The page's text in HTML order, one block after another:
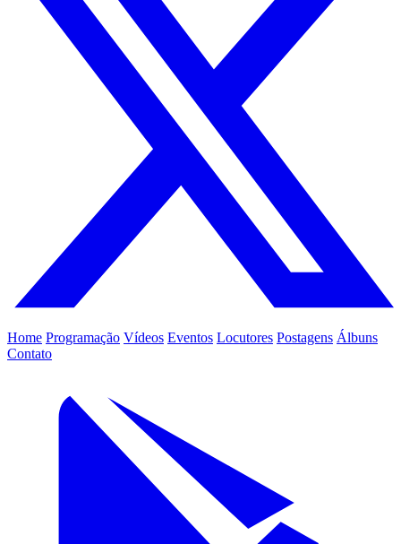
Home Programação Vídeos Eventos Locutores Postagens Álbuns
Contato